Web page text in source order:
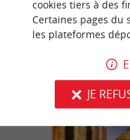
cookies tiers à des
Certaines pages du
les plateformes
JE